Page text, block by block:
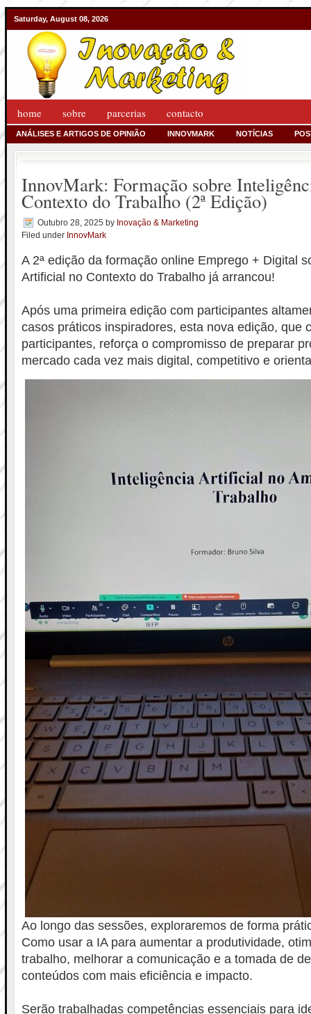
Saturday, August 08, 2026
home sobre parcerias contacto
ANÁLISES E ARTIGOS DE OPINIÃO INNOVMARK NOTÍCIAS
InnovMark: Formação sobre
Contexto do Trabalho (2ª Edição)
Outubro 28, 2025 by Inovação & Marketing
Filed under InnovMark
A 2ª edição da formação online Emprego + Digital
Artificial no Contexto do Trabalho já arrancou!
Após uma primeira edição com participantes
casos práticos inspiradores, esta nova edição, que
participantes, reforça o compromisso de preparar
mercado cada vez mais digital, competitivo e
Ao longo das sessões, exploraremos de forma
Como usar a IA para aumentar a produtividade,
trabalho, melhorar a comunicação e a tomada de
conteúdos com mais eficiência e impacto.
Serão trabalhadas competências essenciais para